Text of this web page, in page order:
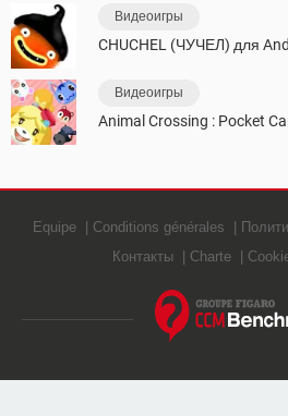
Видеоигры
CHUCHEL (ЧУЧЕЛ) для
Видеоигры
Animal Crossing : Pocket
Equipe Conditions générales
Контакты
Charte